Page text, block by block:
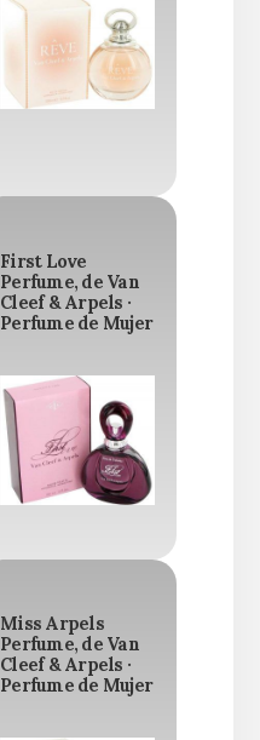
First Love
Perfume, de Van
Cleef & Arpels ·
Perfume de Mujer
Miss Arpels
Perfume, de Van
Cleef & Arpels ·
Perfume de Mujer